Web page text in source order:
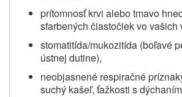
prítomnosť krvi alebo tmavo
sfarbených čiastočiek vo vašich
stomatitída/mukozitída (boľavé
ústnej dutine),
neobjasnené respiračné
suchý kašeľ, ťažkosti s